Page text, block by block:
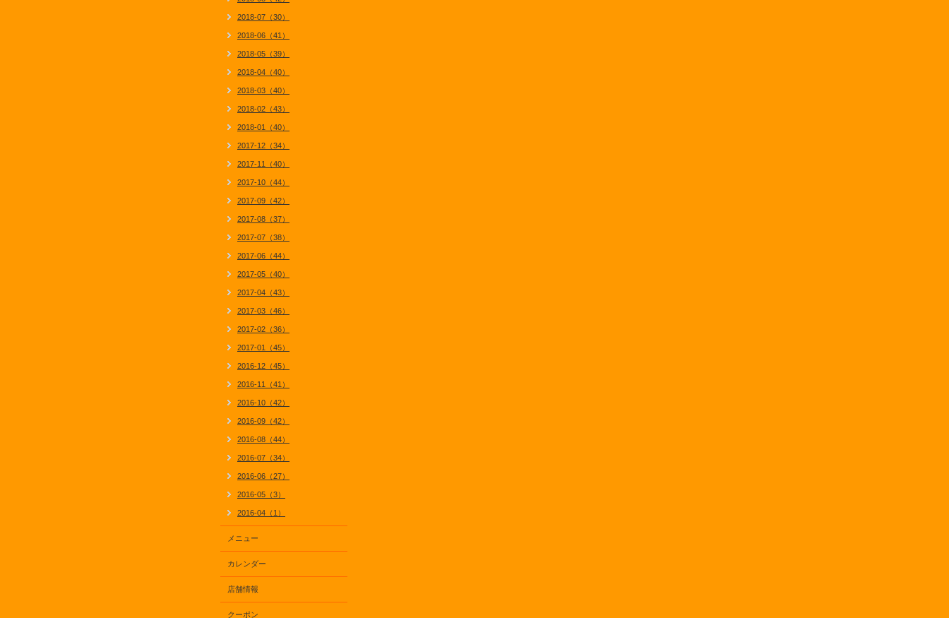
2018-07（30）
2018-06（41）
2018-05（39）
2018-04（40）
2018-03（40）
2018-02（43）
2018-01（40）
2017-12（34）
2017-11（40）
2017-10（44）
2017-09（42）
2017-08（37）
2017-07（38）
2017-06（44）
2017-05（40）
2017-04（43）
2017-03（46）
2017-02（36）
2017-01（45）
2016-12（45）
2016-11（41）
2016-10（42）
2016-09（42）
2016-08（44）
2016-07（34）
2016-06（27）
2016-05（3）
2016-04（1）
メニュー
カレンダー
店舗情報
クーポン